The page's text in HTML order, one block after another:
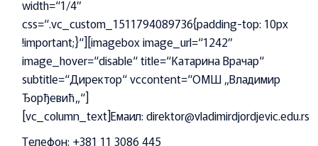
width=“1/4″
css=“.vc_custom_1511794089736{padding-top: 10px
!important;}“][imagebox image_url=“1242″
image_hover=“disable“ title=“Катарина Врачар“
subtitle=“Директор“ vccontent=“ОМШ „Владимир
Ђорђевић„“]
[vc_column_text]Емаил: direktor@vladimirdjordjevic.edu.rs
Tелефон: +381 11 3086 445